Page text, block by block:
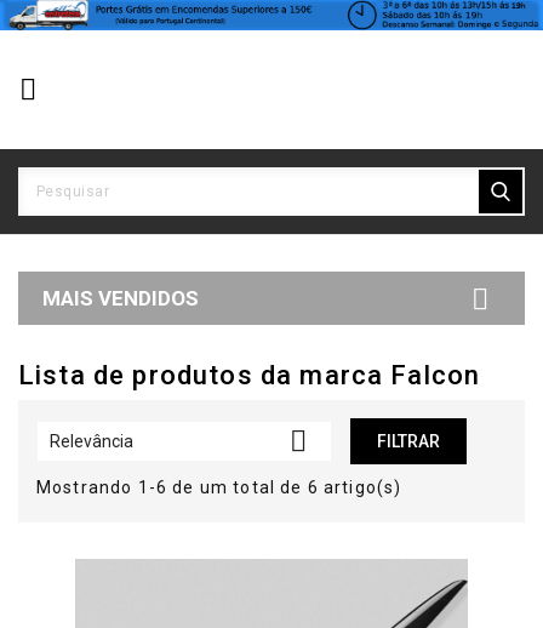

MAIS VENDIDOS 
Lista de produtos da marca Falcon
Relevância  FILTRAR
Mostrando 1-6 de um total de 6 artigo(s)